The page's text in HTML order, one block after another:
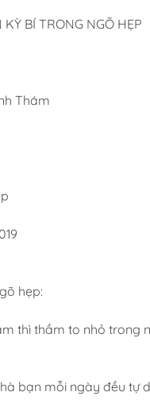
BÍ TRONG NGÕ HẸP
Thám
hẹp:
thì thầm to nhỏ trong
bạn mỗi ngày đều tự